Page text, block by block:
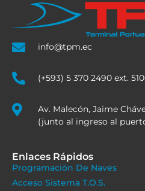
info@tpm.ec
(+593) 5 370 2490 ext.
Av. Malecón, Jaime
(junto al ingreso al
Enlaces Rápidos
Programación De Naves
Acceso Sistema T.O.S.